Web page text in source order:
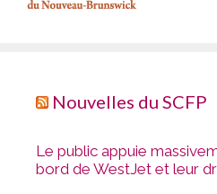
Nouvelles du SCFP
Le public appuie
bord de WestJet et leur